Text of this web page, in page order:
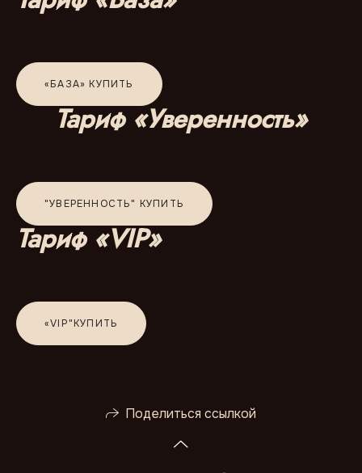
«БАЗА» КУПИТЬ
Тариф «Уверенность»
"УВЕРЕННОСТЬ" КУПИТЬ
Тариф «VIP»
«VIP"КУПИТЬ
Поделиться ссылкой